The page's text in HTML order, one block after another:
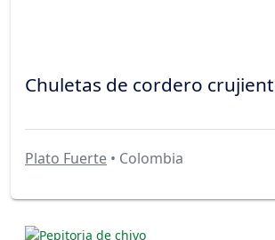
Chuletas de cordero
Plato Fuerte • Colombia